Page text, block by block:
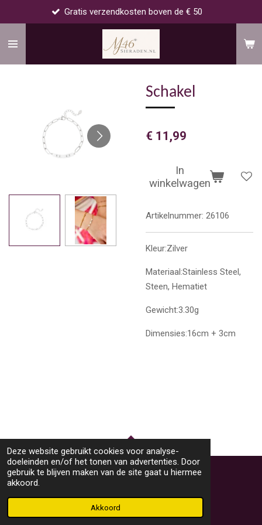
Deze website gebruikt cookies voor analyse-
doeleinden en/of het tonen van advertenties. Door
gebruik te blijven maken van de site gaat u hiermee
akkoord.
Akkoord
naar
Gratis verzendkosten boven de € 50
Schakel
€ 11,99
In
winkelwagen
Artikelnummer: 26106
Kleur:Zilver
Materiaal:Stainless Steel,
Steen, Hematiet
Gewicht:3.30g
Dimensies:16cm + 3cm
TOP